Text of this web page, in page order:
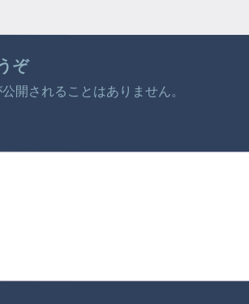
ぞ
開されることはありません。